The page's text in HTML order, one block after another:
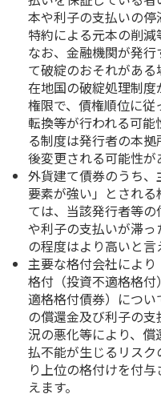
本や利子の支払いの
特約による元本の削減
なお、金融機関が発
て破綻のおそれがあ
在地国の破綻処理制
権限で、債権順位に
転換等が行われる可
る制度は発行者の本
後変更される可能性が
外貨建て債券のうち
要素が強い」とされ
ては、当該発行者等
や利子の支払いが滞
の程度はより高いと言
主要な格付会社によ
格付（投資不適格格
適格格付債券）につ
の償還金及び利子の
況の悪化等により、
払不能が生じるリス
り上位の格付けを付
えます。